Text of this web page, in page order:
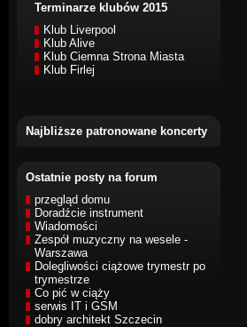
Terminarze klubów 2015
Klub Liverpool
Klub Alive
Klub Ciemna Strona Miasta
Klub Firlej
Najbliższe patronowane koncerty
Ostatnie posty na forum
przegląd domu
Doradźcie instrument
Wiadomości
Zespół muzyczny na wesele -
Warszawa
Dolegliwości ciążowe trymestr po
trymestrze
Co pić w ciąży
serwis IT i GSM
dobry architekt Szczecin